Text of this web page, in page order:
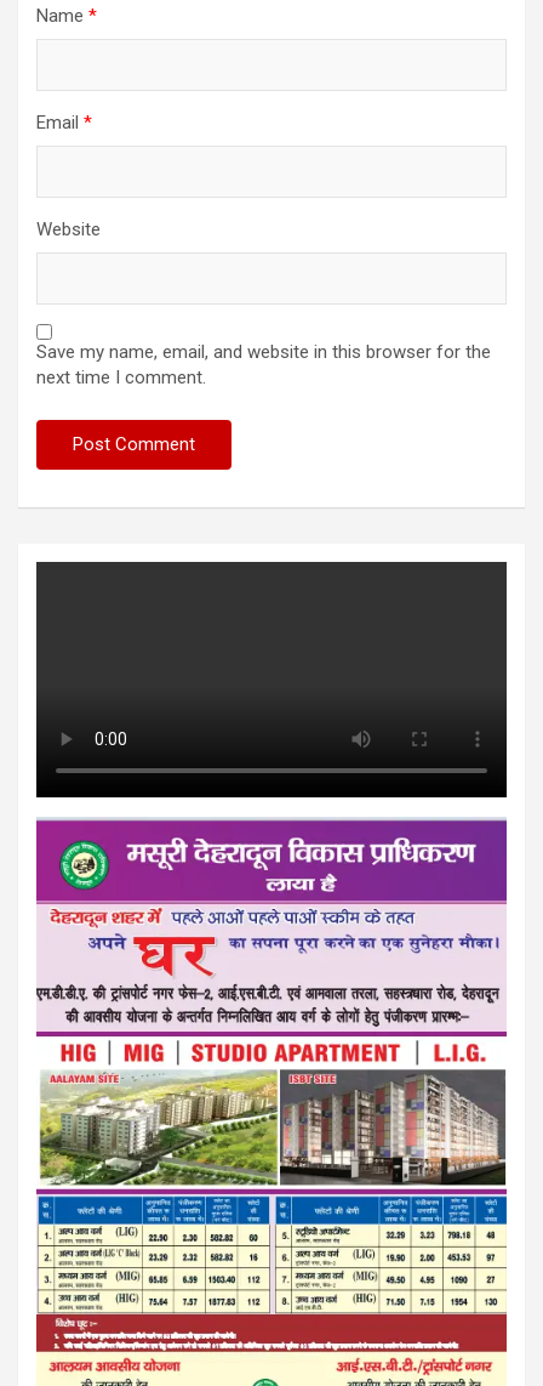
Name *
Email *
Website
Save my name, email, and website in this browser for the
next time I comment.